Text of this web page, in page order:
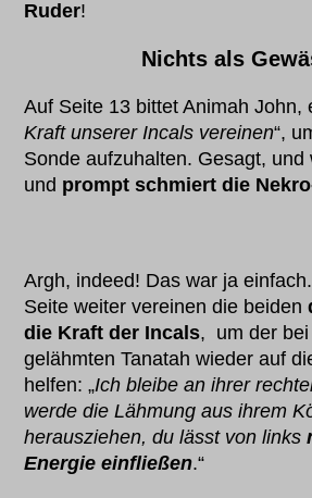
Ruder!
Nichts als
Auf Seite 13 bittet Animah John,
Kraft unserer Incals vereinen“,
Sonde aufzuhalten. Gesagt, und
und prompt schmiert die
Argh, indeed! Das war ja
Seite weiter vereinen die beiden
die Kraft der Incals, um der bei
gelähmten Tanatah wieder auf
helfen: „Ich bleibe an ihrer
werde die Lähmung aus ihrem
herausziehen, du lässt von links
Energie einfließen.“